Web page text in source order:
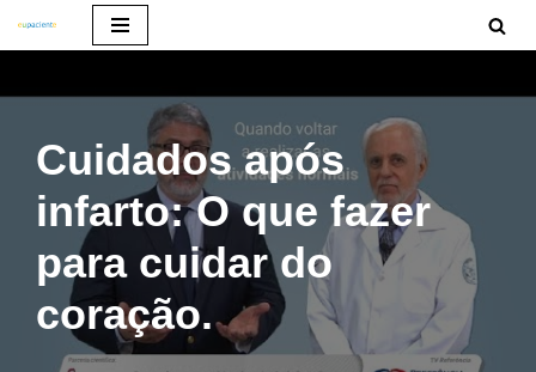
para
conteúdo
Cuidados após
infarto: O que fazer
para cuidar do
coração.